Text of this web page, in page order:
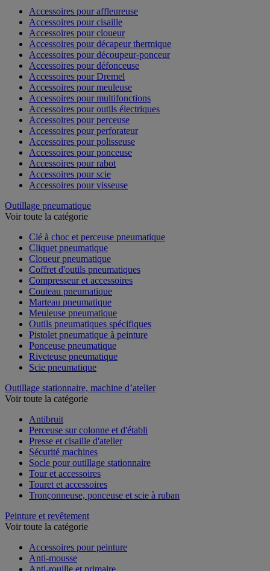
Accessoires pour affleureuse
Accessoires pour cisaille
Accessoires pour cloueur
Accessoires pour décapeur thermique
Accessoires pour découpeur-ponceur
Accessoires pour défonceuse
Accessoires pour Dremel
Accessoires pour meuleuse
Accessoires pour multifonctions
Accessoires pour outils électriques
Accessoires pour perceuse
Accessoires pour perforateur
Accessoires pour polisseuse
Accessoires pour ponceuse
Accessoires pour rabot
Accessoires pour scie
Accessoires pour visseuse
Outillage pneumatique
Voir toute la catégorie
Clé à choc et perceuse pneumatique
Cliquet pneumatique
Cloueur pneumatique
Coffret d'outils pneumatiques
Compresseur et accessoires
Couteau pneumatique
Marteau pneumatique
Meuleuse pneumatique
Outils pneumatiques spécifiques
Pistolet pneumatique à peinture
Ponceuse pneumatique
Riveteuse pneumatique
Scie pneumatique
Outillage stationnaire, machine d’atelier
Voir toute la catégorie
Antibruit
Perceuse sur colonne et d'établi
Presse et cisaille d'atelier
Sécurité machines
Socle pour outillage stationnaire
Tour et accessoires
Touret et accessoires
Tronçonneuse, ponceuse et scie à ruban
Peinture et revêtement
Voir toute la catégorie
Accessoires pour peinture
Anti-mousse
Anti-rouille et primaire